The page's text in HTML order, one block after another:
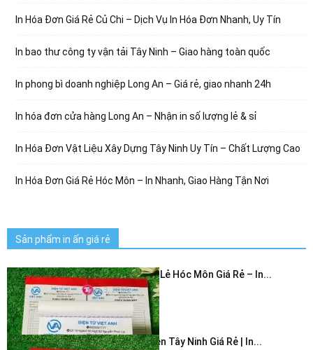
In Hóa Đơn Giá Rẻ Củ Chi – Dịch Vụ In Hóa Đơn Nhanh, Uy Tín
In bao thư công ty vận tải Tây Ninh – Giao hàng toàn quốc
In phong bì doanh nghiệp Long An – Giá rẻ, giao nhanh 24h
In hóa đơn cửa hàng Long An – Nhận in số lượng lẻ & sỉ
In Hóa Đơn Vật Liệu Xây Dựng Tây Ninh Uy Tín – Chất Lượng Cao
In Hóa Đơn Giá Rẻ Hóc Môn – In Nhanh, Giao Hàng Tận Nơi
Sản phẩm in ấn giá rẻ
In Hóa Đơn Bán Lẻ Hóc Môn Giá Rẻ – In...
July 3, 2026
In Hóa Đơn 2 Liên Tây Ninh Giá Rẻ | In...